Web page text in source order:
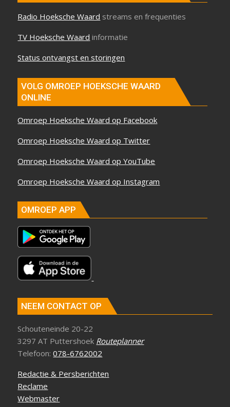
Radio Hoeksche Waard streams en frequenties
TV Hoeksche Waard informatie
Status ontvangst en storingen
VOLG OMROEP HOEKSCHE WAARD
ONLINE
Omroep Hoeksche Waard op Facebook
Omroep Hoeksche Waard op Twitter
Omroep Hoeksche Waard op YouTube
Omroep Hoeksche Waard op Instagram
OMROEP APP
NEEM CONTACT OP
Schouteneinde 20-22
3297 AT Puttershoek Routeplanner
Telefoon:078-6762002
Redactie & Persberichten
Reclame
Webmaster